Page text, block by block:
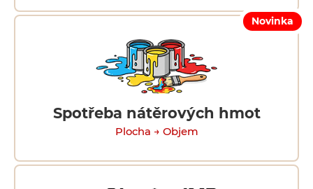
Novinka
Spotřeba nátěrových hmot
Plocha → Objem